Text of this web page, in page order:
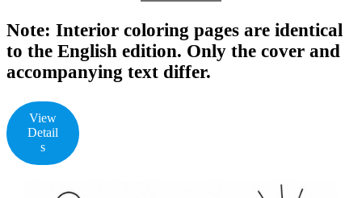
Note: Interior coloring pages are identical
to the English edition. Only the cover and
accompanying text differ.
View
Detail
s